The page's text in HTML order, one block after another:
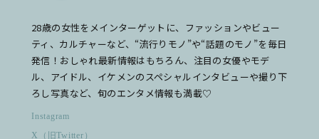
28歳の女性をメインターゲットに、ファッションやビュー
ティ、カルチャーなど、“流行りモノ”や“話題のモノ”を毎日
発信！おしゃれ最新情報はもちろん、注目の女優やモデ
ル、アイドル、イケメンのスペシャルインタビューや撮り下
ろし写真など、旬のエンタメ情報も満載♡
Instagram
X（旧Twitter）